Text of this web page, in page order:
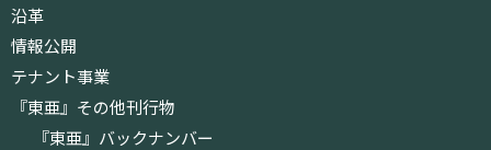
沿革
情報公開
テナント事業
『東亜』その他刊行物
『東亜』バックナンバー